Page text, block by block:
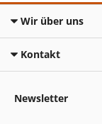
Wir über uns
Kontakt
Newsletter